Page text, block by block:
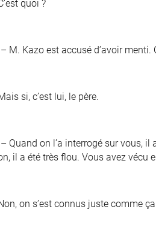
quoi ?
M. Kazo est accusé d’avoir menti.
si, c’est lui, le père.
Quand on l’a interrogé sur vous,
il a été très flou. Vous avez vécu
on s’est connus juste comme